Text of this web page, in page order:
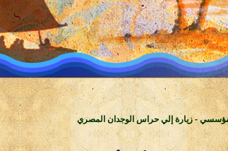
- زيارة إلي حراس الوجدان المصري